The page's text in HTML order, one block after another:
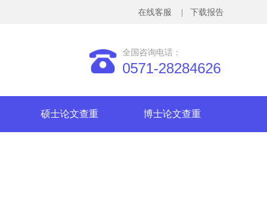
硕士论文查重 博士论文查重
全国咨询电话：
0571-28284626
| 下载报告
在线客服